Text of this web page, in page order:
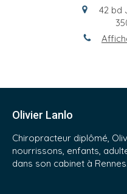
42 bd
Olivier Lanlo
Chiropracteur diplômé,
nourrissons, enfants,
dans son cabinet à Rennes.